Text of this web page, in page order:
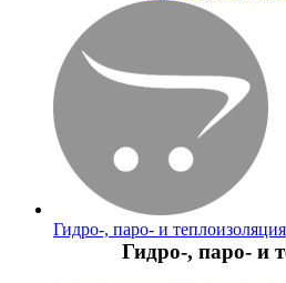
Гидро-, паро- и теплоизоляция
Гидро-, паро- и